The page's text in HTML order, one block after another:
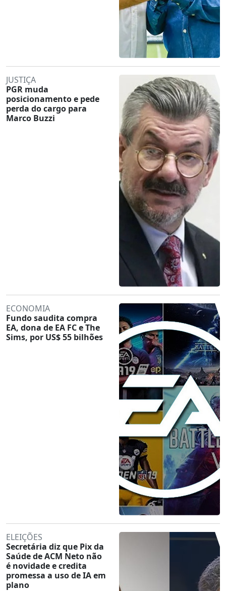
JUSTIÇA
PGR muda
posicionamento e pede
perda do cargo para
Marco Buzzi
ECONOMIA
Fundo saudita compra
EA, dona de EA FC e The
Sims, por US$ 55 bilhões
ELEIÇÕES
Secretária diz que Pix da
Saúde de ACM Neto não
é novidade e credita
promessa a uso de IA em
plano